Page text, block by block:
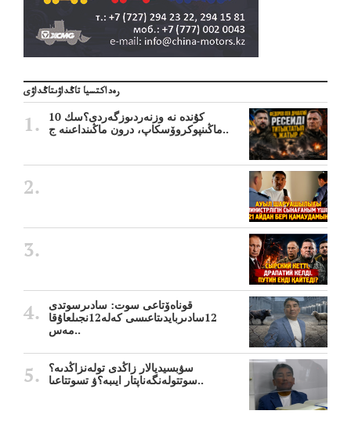
رەداكتسيا تاڭداۋىتاڭداۋى
10 كۇندە نە وزنەردىوزگەردى؟سك
ماڭىنپوكروۆسكاپ، درون ماڭىنداعىنە ج..
قوناەۆتاعى سوت: سادىرسوتدى
12سادىربايدىتاعىسى كەلە12نجىلعاۇقا
مەس..
سۋبسيديالار زاڭدى تولەنزاڭدىە؟
سوتتولەنگەناپتار ايىبە؟ۋ تسوتتاعىا..